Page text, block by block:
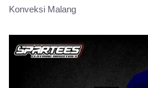
Konveksi Malang